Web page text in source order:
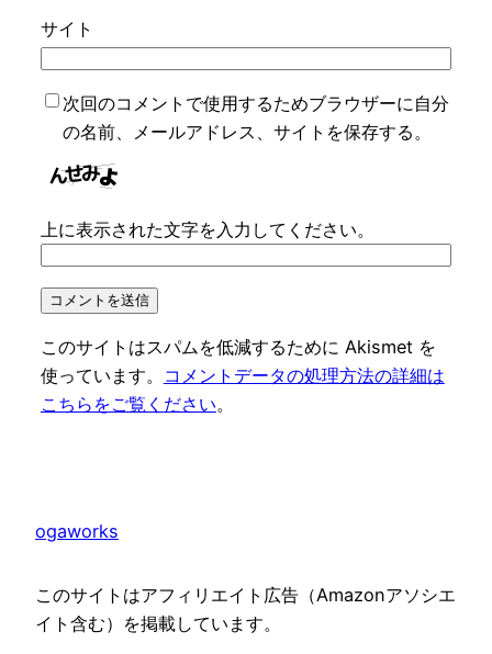
サイト
次回のコメントで使用するためブラウザーに自分
の名前、メールアドレス、サイトを保存する。
上に表示された文字を入力してください。
このサイトはスパムを低減するために Akismet を
使っています。
コメントデータの処理方法の詳細は
こちらをご覧ください。
ogaworks
このサイトはアフィリエイト広告（Amazonアソシエ
イト含む）を掲載しています。